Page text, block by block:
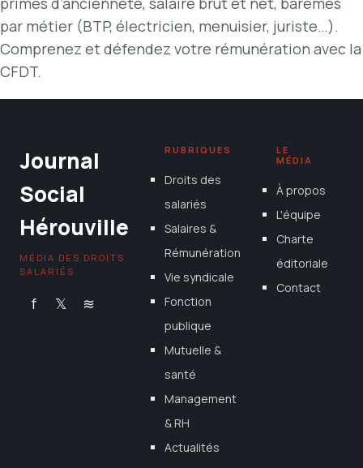
par métier (BTP, électricien, menuisier, juriste…).
Comprenez et défendez votre rémunération avec la
CFDT.
Journal
Social
Hérouville
MÉDIA DES DROITS
SALARIÉS
f 𝕏 ≋
RUBRIQUES
Droits des
salariés
Salaires &
Rémunération
Vie syndicale
Fonction
publique
Mutuelle &
santé
Management
& RH
Actualités
LE
MÉDIA
À propos
L'équipe
Charte
éditoriale
Contact